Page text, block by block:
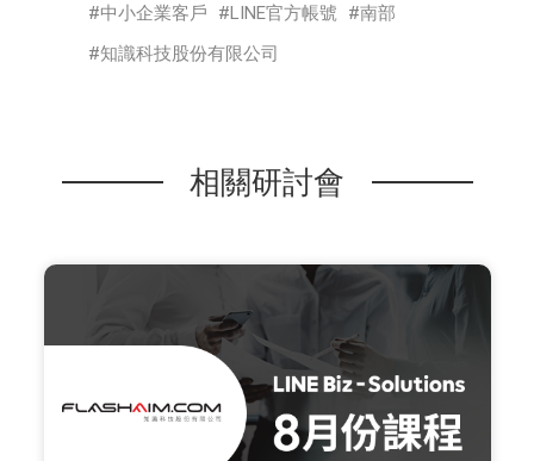
中小企業客戶 LINE官方帳號
南部
知識科技股份有限公司
相關研討會